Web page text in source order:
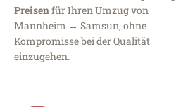
Preisenfür Ihren Umzug von
Mannheim → Samsun, ohne
Kompromisse bei der Qualität
einzugehen.